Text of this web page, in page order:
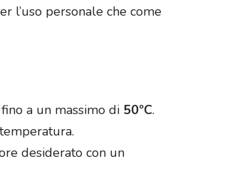
l’uso personale che come
a un massimo di 50ºC.
desiderato con un